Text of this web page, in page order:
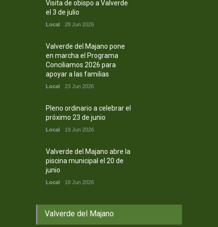
Visita de obispo a Valverde
el 3 de julio
Local 28 Jun 2026
Valverde del Majano pone
en marcha el Programa
Conciliamos 2026 para
apoyar a las familias
Local 23 Jun 2026
Pleno ordinario a celebrar el
próximo 23 de junio
Local 19 Jun 2026
Valverde del Majano abre la
piscina municipal el 20 de
junio
Local 18 Jun 2026
Valverde del Majano